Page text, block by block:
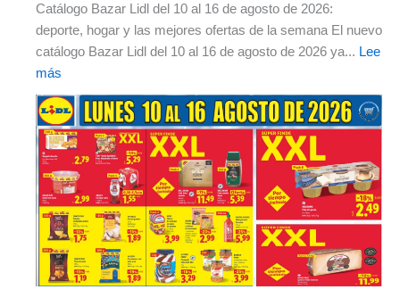
Catálogo Bazar Lidl del 10 al 16 de agosto de 2026:
deporte, hogar y las mejores ofertas de la semana El nuevo
catálogo Bazar Lidl del 10 al 16 de agosto de 2026 ya... Lee
más